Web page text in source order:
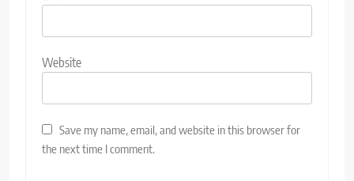
Website
Save my name, email, and website in this browser for
the next time I comment.